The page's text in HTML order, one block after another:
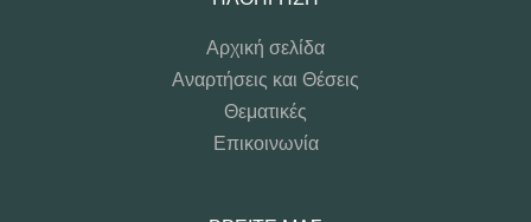
Αρχική σελίδα
Αναρτήσεις και Θέσεις
Θεματικές
Επικοινωνία